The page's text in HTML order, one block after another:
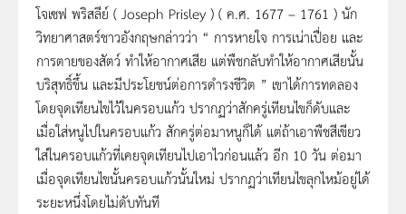
โจเซฟ พริสลีย์ ( Joseph Prisley ) ( ค.ศ. 1677 – 1761 ) นัก
วิทยาศาสตร์ชาวอังกฤษกล่าวว่า “ การหายใจ การเน่าเปื่อย และ
การตายของสัตว์ ทำให้อากาศเสีย แต่พืชกลับทำให้อากาศเสียนั้น
บริสุทธิ์ขึ้น และมีประโยชน์ต่อการดำรงชีวิต ” เขาได้การทดลอง
โดยจุดเทียนไขไว้ในครอบแก้ว ปรากฏว่าสักครู่เทียนไขก็ดับและ
เมื่อใส่หนูไปในครอบแก้ว สักครู่ต่อมาหนูก็ได้ แต่ถ้าเอาพืชสีเขียว
ใส่ในครอบแก้วที่เคยจุดเทียนไปเอาไวก่อนแล้ว อีก 10 วัน ต่อมา
เมื่อจุดเทียนไขนั้นครอบแก้วนั้นใหม่ ปรากฏว่าเทียนไขลุกไหม้อยู่ได้
ระยะหนึ่งโดยไม่ดับทันที